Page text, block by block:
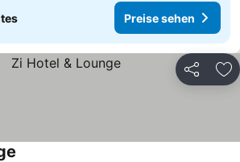
Preise sehen
Teilen